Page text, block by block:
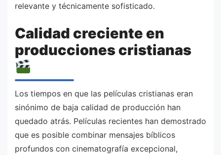
relevante y técnicamente sofisticado.
Calidad creciente en
producciones cristianas
Los tiempos en que las películas cristianas eran
sinónimo de baja calidad de producción han
quedado atrás. Películas recientes han demostrado
que es posible combinar mensajes bíblicos
profundos con cinematografía excepcional,